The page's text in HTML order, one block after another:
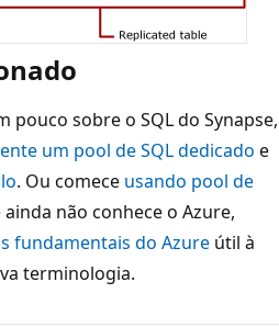
pouco sobre o SQL do Synapse,
um pool de SQL dedicado e
. Ou comece usando pool de
ainda não conhece o Azure,
fundamentais do Azure útil à
terminologia.